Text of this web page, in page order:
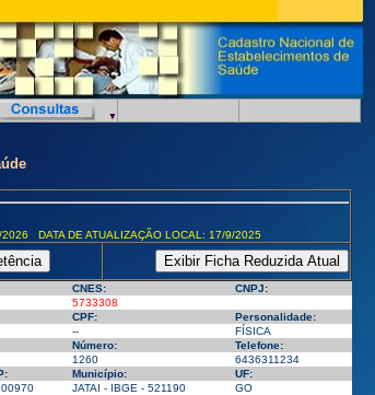
2026 DATA DE ATUALIZAÇÃO LOCAL: 17/9/2025
CNES:
CNPJ:
5733308
CPF:
Personalidade:
--
FÍSICA
Número:
Telefone:
1260
6436311234
Município:
UF:
JATAI - IBGE - 521190
GO